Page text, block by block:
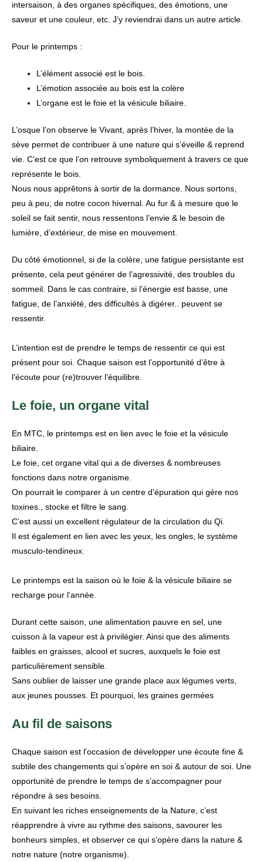
intersaison, à des organes spécifiques, des émotions, une
saveur et une couleur, etc. J’y reviendrai dans un autre article.
Pour le printemps :
L’élément associé est le bois.
L’émotion associée au bois est la colère
L’organe est le foie et la vésicule biliaire.
L’osque l’on observe le Vivant, après l’hiver, la montée de la
sève permet de contribuer à une nature qui s’éveille & reprend
vie. C’est ce que l’on retrouve symboliquement à travers ce que
représente le bois.
Nous nous apprêtons à sortir de la dormance. Nous sortons,
peu à peu, de notre cocon hivernal. Au fur & à mesure que le
soleil se fait sentir, nous ressentons l’envie & le besoin de
lumière, d’extérieur, de mise en mouvement.
Du côté émotionnel, si de la colère, une fatigue persistante est
présente, cela peut générer de l’agressivité, des troubles du
sommeil. Dans le cas contraire, si l’énergie est basse, une
fatigue, de l’anxiété, des difficultés à digérer.. peuvent se
ressentir.
L’intention est de prendre le temps de ressentir ce qui est
présent pour soi. Chaque saison est l’opportunité d’être à
l’écoute pour (re)trouver l’équilibre.
Le foie, un organe vital
En MTC, le printemps est en lien avec le foie et la vésicule
biliaire.
Le foie, cet organe vital qui a de diverses & nombreuses
fonctions dans notre organisme.
On pourrait le comparer à un centre d’épuration qui gère nos
toxines., stocke et filtre le sang.
C’est aussi un excellent régulateur de la circulation du Qi.
Il est également en lien avec les yeux, les ongles, le système
musculo-tendineux.
Le printemps est la saison où le foie & la vésicule biliaire se
recharge pour l’année.
Durant cette saison, une alimentation pauvre en sel, une
cuisson à la vapeur est à privilégier. Ainsi que des aliments
faibles en graisses, alcool et sucres, auxquels le foie est
particulièrement sensible.
Sans oublier de laisser une grande place aux légumes verts,
aux jeunes pousses. Et pourquoi, les graines germées
Au fil de saisons
Chaque saison est l’occasion de développer une écoute fine &
subtile des changements qui s’opère en soi & autour de soi. Une
opportunité de prendre le temps de s’accompagner pour
répondre à ses besoins.
En suivant les riches enseignements de la Nature, c’est
réapprendre à vivre au rythme des saisons, savourer les
bonheurs simples, et observer ce qui s’opère dans la nature &
notre nature (notre organisme).